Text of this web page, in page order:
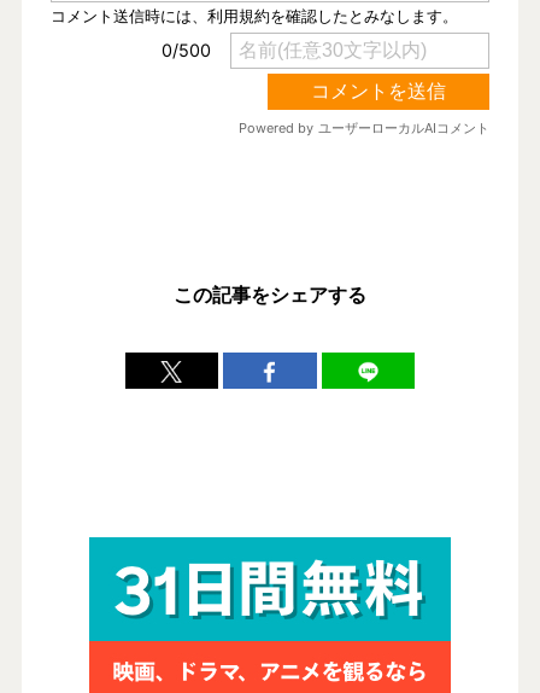
この記事をシェアする